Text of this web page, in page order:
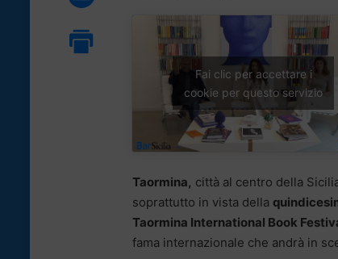
Fai clic per accettare i
cookie per questo servizio
Taormina, città al centro della
soprattutto in vista della
Taormina International Book
fama internazionale che andrà in